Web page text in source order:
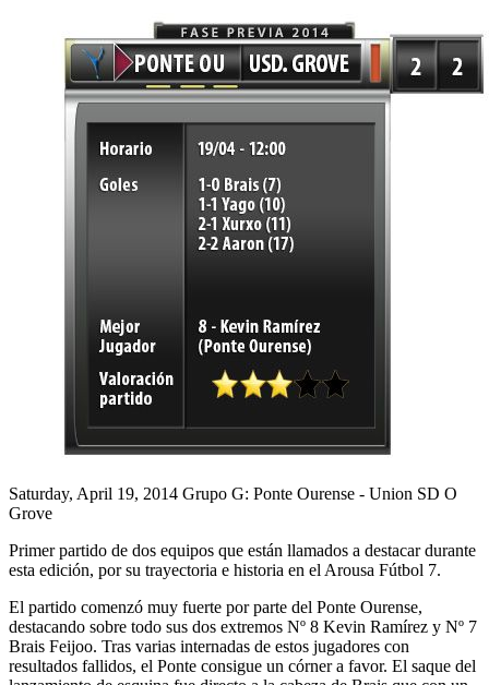
Saturday, April 19, 2014 Grupo G: Ponte Ourense - Union SD O
Grove
Primer partido de dos equipos que están llamados a destacar durante
esta edición, por su trayectoria e historia en el Arousa Fútbol 7.
El partido comenzó muy fuerte por parte del Ponte Ourense,
destacando sobre todo sus dos extremos Nº 8 Kevin Ramírez y Nº 7
Brais Feijoo. Tras varias internadas de estos jugadores con
resultados fallidos, el Ponte consigue un córner a favor. El saque del